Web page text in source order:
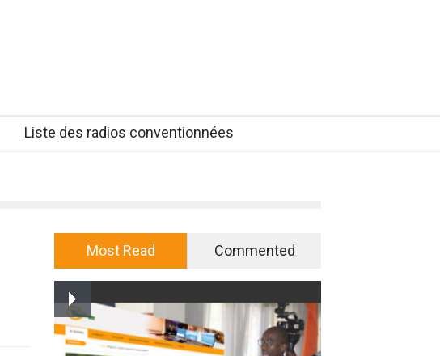
Liste des radios conventionnées
Most Read Commented